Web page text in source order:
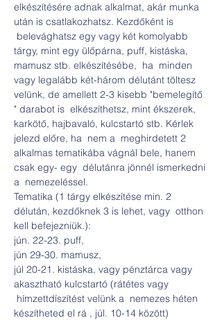
elkészítésére adnak alkalmat, akár munka
után is csatlakozhatsz. Kezdőként is
belevághatsz egy vagy két komolyabb
tárgy, mint egy ülőpárna, puff, kistáska,
mamusz stb. elkészítésébe,  ha  minden
vagy legalább két-három délutánt töltesz
velünk, de amellett 2-3 kisebb "bemelegítő
" darabot is  elkészíthetsz, mint ékszerek,
karkötő, hajbavaló, kulcstartó stb. Kérlek
jelezd előre, ha  nem a  meghirdetett 2
alkalmas tematikába vágnál bele, hanem
csak egy- egy  délutánra jönnél ismerkedni
a  nemezeléssel.
Tematika (1 tárgy elkészítése min. 2
délután, kezdőknek 3 is lehet, vagy  otthon
kell befejezniük.):
jún. 22-23. puff,
jún 29-30. mamusz,
júl 20-21. kistáska, vagy pénztárca vagy
akasztható kulcstartó (rátétes vagy
hímzettdíszítést velünk a  nemezes héten
készítheted el rá , júl. 10-14 között)